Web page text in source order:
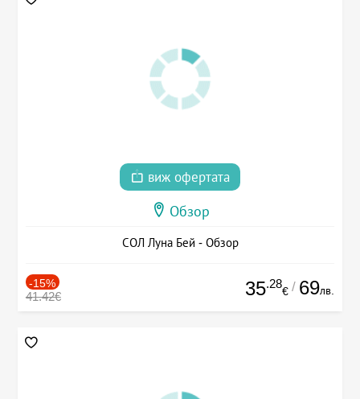
виж офертата
Обзор
СОЛ Луна Бей - Обзор
-15%
41.42€ 35.28
€ / 69лв.